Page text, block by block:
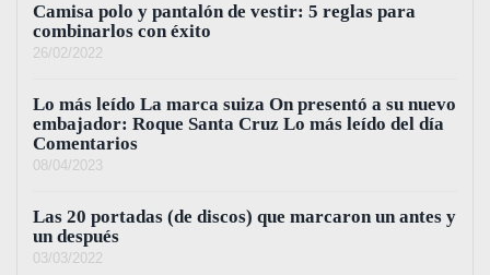
Camisa polo y pantalón de vestir: 5 reglas para
combinarlos con éxito
26/02/2022
Lo más leído La marca suiza On presentó a su nuevo
embajador: Roque Santa Cruz Lo más leído del día
Comentarios
08/04/2023
Las 20 portadas (de discos) que marcaron un antes y
un después
03/03/2022